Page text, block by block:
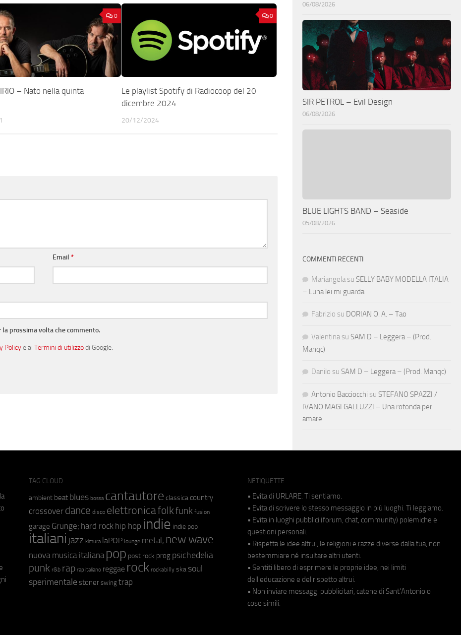
0
– Nato nella quinta
0
Le playlist Spotify di Radiocoop del 20
dicembre 2024
20/12/2024
Email*
prossima volta che commento.
Policye ai Termini di utilizzodi Google.
06/08/2026
SIR PETROL – Evil Design
06/08/2026
BLUE LIGHTS BAND – Seaside
05/08/2026
COMMENTI RECENTI
Mariangela su SELLY BABY MODELLA ITALIA
– Luna lei mi guarda
Fabrizio su DORIAN O. A. – Tao
Valentina su SAM D – Leggera – (Prod.
Manqc)
Danilo su SAM D – Leggera – (Prod. Manqc)
Antonio Bacciocchi su STEFANO SPAZZI /
IVANO MAGI GALLUZZI – Una rotonda per
amare
TAG CLOUD
ambient beat blues bossa cantautore classica country
crossover dance disco elettronicafolkfunk fusion
garage Grunge; hard rock hip hop indie indie pop
italiani jazz kimura laPOP lounge metal; new wave
nuova musica italiana pop post rock prog psichedelia
punk r&b rap rap italiano reggae rock rockabilly ska soul
sperimentale stoner swing trap
NETIQUETTE
• Evita di URLARE. Ti sentiamo.
• Evita di scrivere lo stesso messaggio in più luoghi. Ti leggiamo.
• Evita in luoghi pubblici (forum, chat, community) polemiche e
questioni personali.
• Rispetta le idee altrui, le religioni e razze diverse dalla tua, non
bestemmiare né insultare altri utenti.
• Sentiti libero di esprimere le proprie idee, nei limiti
dell'educazione e del rispetto altrui.
• Non inviare messaggi pubblicitari, catene di Sant'Antonio o
cose simili.